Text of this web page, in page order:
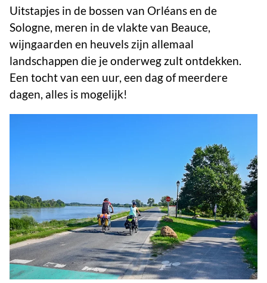
Uitstapjes in de bossen van Orléans en de
Sologne, meren in de vlakte van Beauce,
wijngaarden en heuvels zijn allemaal
landschappen die je onderweg zult ontdekken.
Een tocht van een uur, een dag of meerdere
dagen, alles is mogelijk!